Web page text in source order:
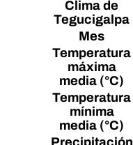
Clima de
Tegucigalpa
Mes
Temperatura
máxima
media (°C)
Temperatura
mínima
media (°C)
Precipitación